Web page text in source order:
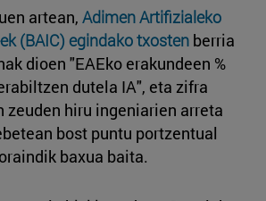
artean, Adimen Artifizialeko
(BAIC) egindako txosten berria
dioen "EAEko erakundeen %
dutela IA", eta zifra
zeuden hiru ingeniarien arreta
bost puntu portzentual
baxua baita.